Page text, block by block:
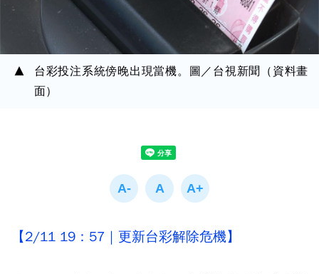
台彩投注系統傍晚出現當機。圖／台視新聞（資料畫
面）
【2/11 19：57｜更新台彩解除危機】